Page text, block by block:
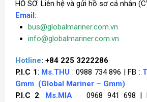
HỒ SƠ: Liên hệ và gửi hồ sơ cá nhân
Email:
bus@globalmariner.com.vn
info@globalmariner.com.vn
Hotline: +84 225 3222286
P.I.C 1: Ms.THU : 0988 734 896 | FB :
Gmm (Global Mariner – Gmm)
P.I.C 2: Ms.MIA: 0968 941 698 |